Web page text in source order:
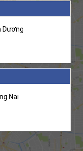
Dương
Nai